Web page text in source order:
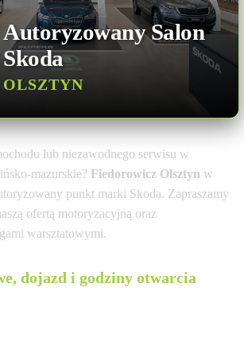
Autoryzowany Salon
Skoda
OLSZTYN
lub niezawodnego serwisu w
mazurskie? Fiedorowicz Olsztyn w
punkt marki Skoda. Zapraszamy
ofertą motoryzacyjną oraz
warsztatowymi.
dojazd i godziny otwarcia